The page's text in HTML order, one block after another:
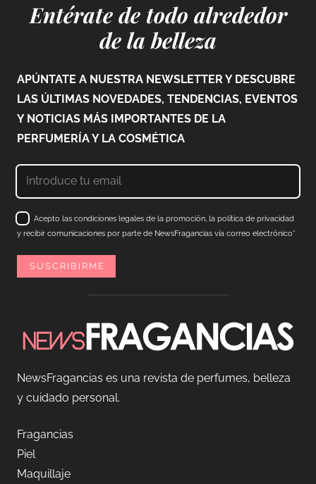
Entérate de todo alrededor
de la belleza
APÚNTATE A NUESTRA NEWSLETTER Y DESCUBRE
LAS ÚLTIMAS NOVEDADES, TENDENCIAS, EVENTOS
Y NOTICIAS MÁS IMPORTANTES DE LA
PERFUMERÍA Y LA COSMÉTICA
Acepto las condiciones legales de la promoción, la política de privacidad
y recibir comunicaciones por parte de NewsFragancias vía correo electrónico*
NewsFragancias es una revista de perfumes, belleza
y cuidado personal.
Fragancias
Piel
Maquillaje